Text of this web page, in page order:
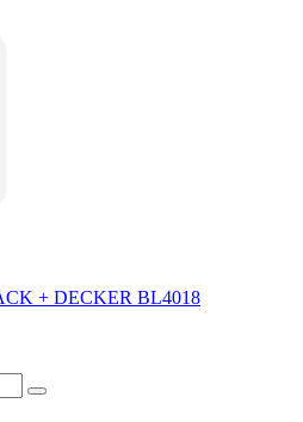
+ DECKER BL4018